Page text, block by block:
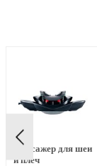
Массажер для шеи
и плеч